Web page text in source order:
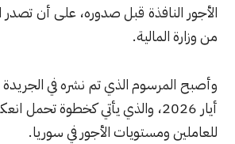
قبل صدوره، على أن تصدر التعليمات
الذي تم نشره في الجريدة الرسمية،
أيار 2026، والذي يأتي كخطوة تحمل انعكاسات
ومستويات الأجور في سوريا.